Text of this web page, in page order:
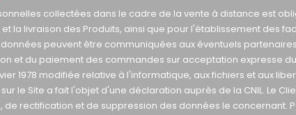
collectées dans le cadre de la vente à distance est
la livraison des Produits, ainsi que pour l'établissement des
peuvent être communiquées aux éventuels
et du paiement des commandes sur acceptation expresse
1978 modifiée relative à l'informatique, aux fichiers et aux
le Site a fait l'objet d'une déclaration auprès de la CNIL. Le
rectification et de suppression des données le concernant.